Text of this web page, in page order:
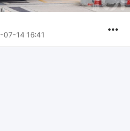
07-14 16:41